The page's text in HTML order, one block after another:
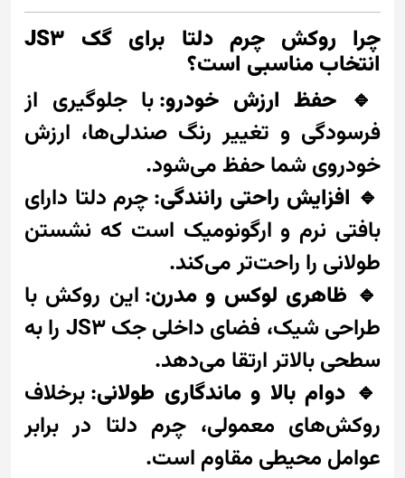
چرا روکش چرم دلتا برای گک JS3
انتخاب مناسبی است؟
🔹 حفظ ارزش خودرو: با جلوگیری از
فرسودگی و تغییر رنگ صندلی‌ها، ارزش
خودروی شما حفظ می‌شود.
🔹 افزایش راحتی رانندگی: چرم دلتا دارای
بافتی نرم و ارگونومیک است که نشستن
طولانی را راحت‌تر می‌کند.
🔹 ظاهری لوکس و مدرن: این روکش با
طراحی شیک، فضای داخلی جک JS3 را به
سطحی بالاتر ارتقا می‌دهد.
🔹 دوام بالا و ماندگاری طولانی: برخلاف
روکش‌های معمولی، چرم دلتا در برابر
عوامل محیطی مقاوم است.